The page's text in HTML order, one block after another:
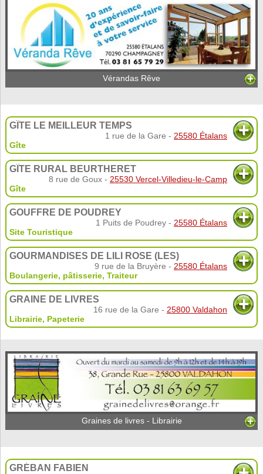
Vérandas Rêve
GÎTE LE MEILLEUR TEMPS
1 rue de la Gare - 25580 Étalans
Gîte
GÎTE RURAL BEURTHERET
8 rue de Goux - 25530 Vercel-Villedieu-le-Camp
Gîte
GOUFFRE DE POUDREY
1 Puits de Poudrey - 25580 Étalans
Site Touristique
GOURMANDISES DE LILI ROSE (LES)
9 rue de la Bruyère - 25580 Étalans
Boulangerie, pâtisserie, Traiteur
GRAINE DE LIVRES
16 rue de la Gare - 25800 Valdahon
Librairie, Papeterie
Graines de livres - Librairie
GRÉBAN FABIEN